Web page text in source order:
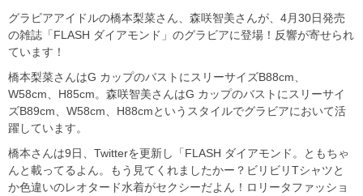
グラビアアイドルの橋本梨菜さん、森咲智美さんが、4月30日発売
の雑誌「FLASH ダイアモンド」のグラビアに登場！反響が寄せられ
ています！
橋本梨菜さんはG カップのバストにスリーサイズB88cm、
W58cm、H85cm。森咲智美さんはG カップのバストにスリーサイ
ズB89cm、W58cm、H88cmというスタイルでグラビアにおいて活
躍しています。
橋本さんは9日、Twitterを更新し「FLASH ダイアモンド。ともちゃ
んと載ってるよん。もう見てくれましたかー？ビリビリTシャツと
か色違いのレオタード水着がセクシーだよん！ロリータファッショ